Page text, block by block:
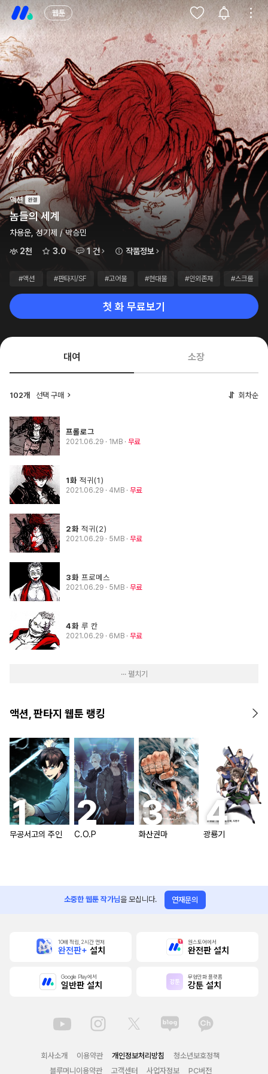
웹툰
액션
놈들의 세계
차용운, 성기제 / 박승민
2천
3.0 1 건 작품정보
#액션 #판타지/SF #고어물 #현대물 #인외존재 #스크롤
첫 화 무료보기
대여 소장
102개 선택 구매 회차순
프롤로그
2021.06.29 · 1MB 무료
1화 적귀(1)
2021.06.29 · 4MB 무료
2화 적귀(2)
2021.06.29 · 5MB 무료
3화 프로메스
2021.06.29 · 5MB 무료
4화 루 칸
2021.06.29 · 6MB 무료
··· 펼치기
액션, 판타지 웹툰 랭킹
무공서고의 주인 C.O.P 화산권마 광룡기
소중한 웹툰 작가님을 모십니다. 연재문의
10배 적립, 2시간 먼저
완전판+ 설치
원스토어에서
완전판 설치
Google Play에서
일반판 설치
무협만화 플랫폼
강툰 설치
회사소개 이용약관 개인정보처리방침
청소년보호정책
블루머니이용약관
고객센터 사업자정보 PC버전